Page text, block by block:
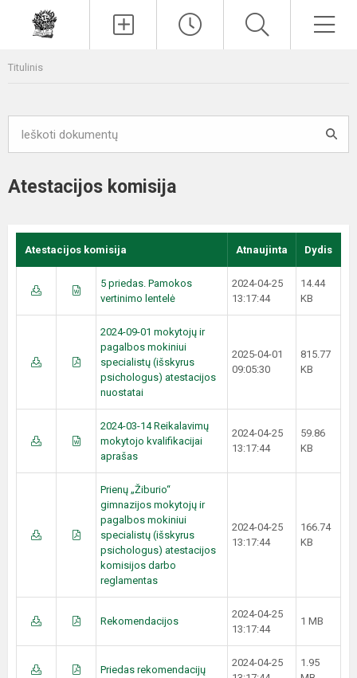
Titulinis
Atestacijos komisija
Atestacijos komisija Atnaujinta Dydis
5 priedas. Pamokos
vertinimo lentelė
2024-04-25
13:17:44
14.44
KB
2024-09-01 mokytojų ir
pagalbos mokiniui
specialistų (išskyrus
psichologus) atestacijos
nuostatai
2025-04-01
09:05:30
815.77
KB
2024-03-14 Reikalavimų
mokytojo kvalifikacijai
aprašas
2024-04-25
13:17:44
59.86
KB
Prienų „Žiburio“
gimnazijos mokytojų ir
pagalbos mokiniui
specialistų (išskyrus
psichologus) atestacijos
komisijos darbo
reglamentas
2024-04-25
13:17:44
166.74
KB
Rekomendacijos
2024-04-25
13:17:44
1 MB
Priedas rekomendacijų
2024-04-25
1.95